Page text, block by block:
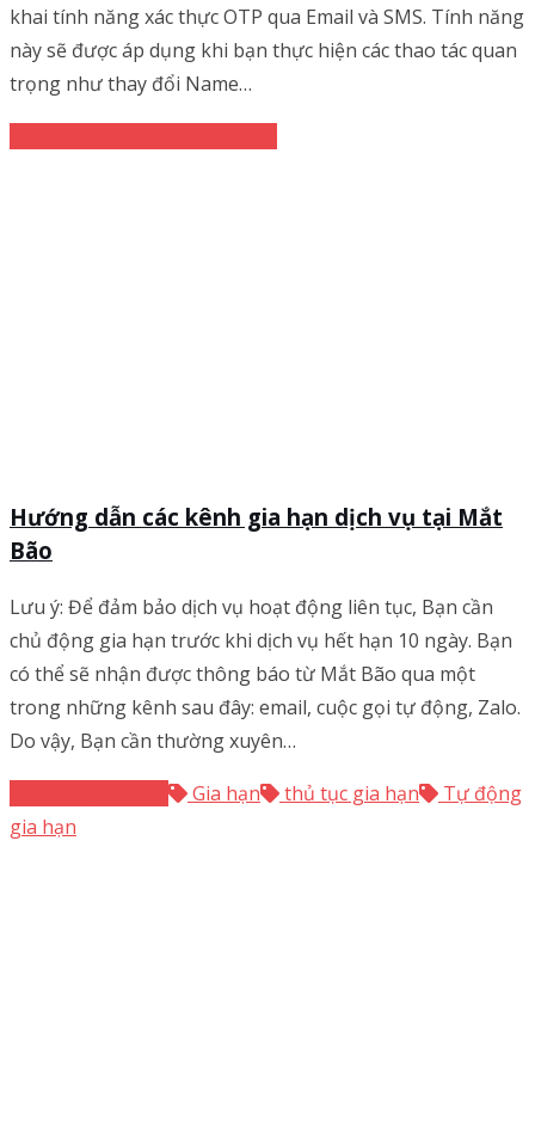
khai tính năng xác thực OTP qua Email và SMS. Tính năng
này sẽ được áp dụng khi bạn thực hiện các thao tác quan
trọng như thay đổi Name…
Hướng dẫn các kênh gia hạn dịch vụ tại Mắt
Bão
Lưu ý: Để đảm bảo dịch vụ hoạt động liên tục, Bạn cần
chủ động gia hạn trước khi dịch vụ hết hạn 10 ngày. Bạn
có thể sẽ nhận được thông báo từ Mắt Bão qua một
trong những kênh sau đây: email, cuộc gọi tự động, Zalo.
Do vậy, Bạn cần thường xuyên…
Gia hạn thủ tục gia hạn
Tự động
gia hạn